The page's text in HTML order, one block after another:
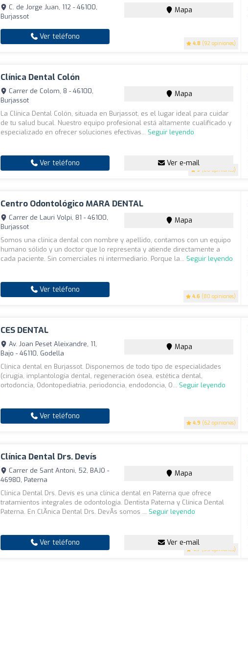
4.8 (92 opiniones)
C. de Jorge Juan, 112 - 46100,
Burjassot
Mapa
Ver teléfono
Clínica Dental Colón
5 (88 opiniones)
Carrer de Colom, 8 - 46100,
Burjassot
Mapa
La Clínica Dental Colón, situada en Burjassot, es el lugar ideal para cuidar
de tu salud bucal. Nuestro equipo profesional está altamente cualificado y
especializado en ofrecer soluciones efectivas... Seguir leyendo
Ver teléfono Ver e-mail
Centro Odontológico MARA DENTAL
4.6 (80 opiniones)
Carrer de Lauri Volpi, 81 - 46100,
Burjassot
Mapa
Somos una clínica dental con nombre y apellido, contamos con un equipo
humano sólido y un doctor que lo representa y atiende directamente a
cada paciente. Sin comerciales ni intermediario. Porque la... Seguir leyendo
Ver teléfono
CES DENTAL
4.9 (62 opiniones)
Av. Joan Peset Aleixandre, 11,
Bajo - 46110, Godella
Mapa
Clínica dental en Burjassot. Disponemos de todo tipo de especialidades
(cirugía, implantología dental, regeneración ósea, estética dental,
ortodoncia, Odontopediatria, periodoncia, endodoncia, O... Seguir leyendo
Ver teléfono
Clínica Dental Drs. Devís
4.7 (55 opiniones)
Carrer de Sant Antoni, 52, BAJO -
46980, Paterna
Mapa
Clínica Dental Drs. Devís es una clínica dental en Paterna que ofrece
tratamientos integrales de odontología. Dentista Paterna y Clínica Dental
Paterna. En ClÃ­nica Dental Drs. DevÃ­s somos ... Seguir leyendo
Ver teléfono Ver e-mail